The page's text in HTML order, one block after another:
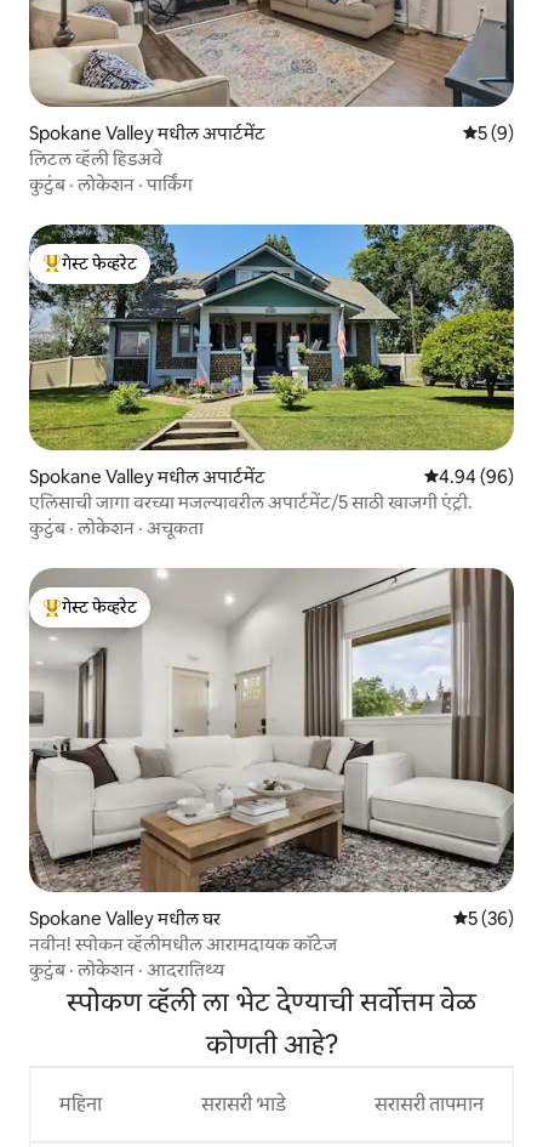
Spokane Valley मधील अपार्टमेंट 5 पैकी 5
5 (9)
लिटल व्हॅली हिडअवे
कुटुंब·लोकेशन ·पार्किंग
टॉप गेस्ट फेव्हरेट
गेस्ट फेव्हरेट
Spokane Valley मधील अपार्टमेंट 5 पैकी 4.94
4.94 (96)
एलिसाची जागा वरच्या मजल्यावरील अपार्टमेंट/5 साठी खाजगी एंट्री.
कुटुंब·लोकेशन · अचूकता
टॉप गेस्ट फेव्हरेट
गेस्ट फेव्हरेट
Spokane Valley मधील घर 5 पैकी 5
5 (36)
नवीन! स्पोकन व्हॅलीमधील आरामदायक कॉटेज
कुटुंब·लोकेशन · आदरातिथ्य
स्पोकण व्हॅली ला भेट देण्याची सर्वोत्तम वेळ
कोणती आहे?
महिना सरासरी भाडे सरासरी तापमान